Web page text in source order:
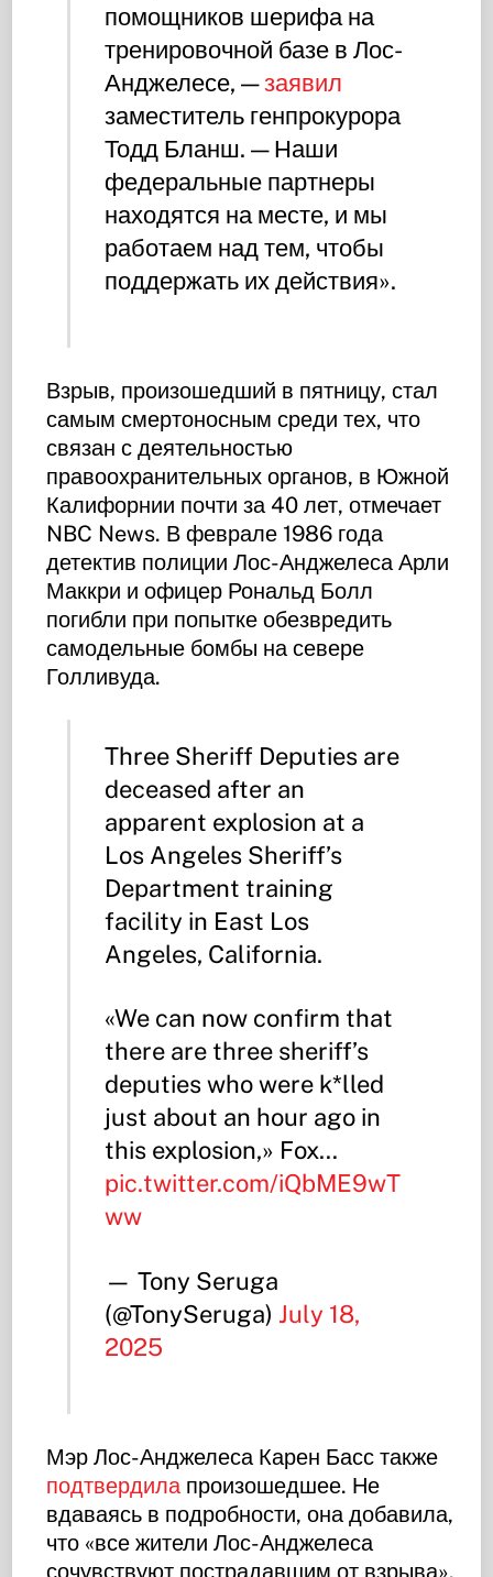
помощников шерифа на
тренировочной базе в Лос-
Анджелесе, —заявил
заместитель генпрокурора
Тодд Бланш. — Наши
федеральные партнеры
находятся на месте, и мы
работаем над тем, чтобы
поддержать их действия».
Взрыв, произошедший в пятницу, стал
самым смертоносным среди тех, что
связан с деятельностью
правоохранительных органов, в Южной
Калифорнии почти за 40 лет, отмечает
NBC News. В феврале 1986 года
детектив полиции Лос-Анджелеса Арли
Маккри и офицер Рональд Болл
погибли при попытке обезвредить
самодельные бомбы на севере
Голливуда.
Three Sheriff Deputies are
deceased after an
apparent explosion at a
Los Angeles Sheriff’s
Department training
facility in East Los
Angeles, California.
«We can now confirm that
there are three sheriff’s
deputies who were k*lled
just about an hour ago in
this explosion,» Fox…
pic.twitter.com/iQbME9wT
ww
— Tony Seruga
(@TonySeruga) July 18,
2025
Мэр Лос-Анджелеса Карен Басс также
подтвердилапроизошедшее. Не
вдаваясь в подробности, она добавила,
что «все жители Лос-Анджелеса